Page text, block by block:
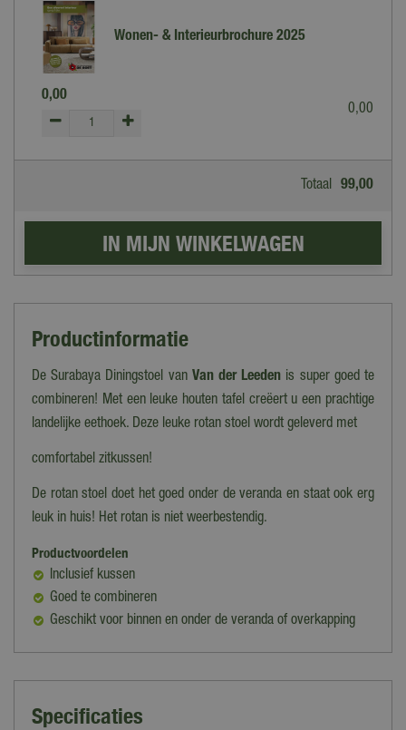
Wonen- & Interieurbrochure 2025
0,00
0,00
Totaal 99,00
Productinformatie
De Surabaya Diningstoel van Van der Leeden is super goed te
combineren! Met een leuke houten tafel creëert u een prachtige
landelijke eethoek. Deze leuke rotan stoel wordt geleverd met
comfortabel zitkussen!
De rotan stoel doet het goed onder de veranda en staat ook erg
leuk in huis! Het rotan is niet weerbestendig.
Productvoordelen
Inclusief kussen
Goed te combineren
Geschikt voor binnen en onder de veranda of overkapping
Specificaties